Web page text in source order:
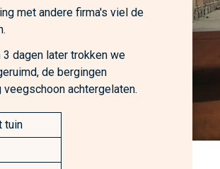
met andere firma's viel de
dagen later trokken we
de bergingen
achtergelaten.
tuin